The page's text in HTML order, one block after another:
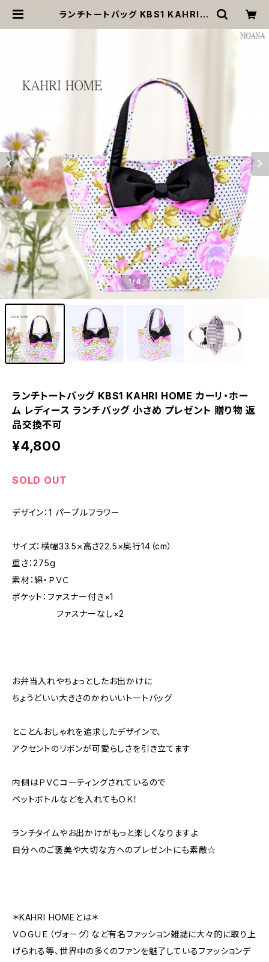
ランチトートバッグ KBS1 KAHRI H
1/4
ランチトートバッグ KBS1 KAHRI HOME カーリ・ホー
ム レディース ランチバッグ 小さめ プレゼント 贈り物 返
品交換不可
¥4,800
SOLD OUT
デザイン：1 パープルフラワー
サイズ：横幅33.5×高さ22.5×奥行14（cm）
重さ：275g
素材：綿・ＰＶＣ
ポケット：ファスナー付き×1
ファスナーなし×2
お弁当入れやちょっとしたお出かけに
ちょうどいい大きさのかわいいトートバッグ
とことんおしゃれを追求したデザインで、
アクセントのリボンが可愛らしさを引き立てます
内側はＰＶＣコーティングされているので
ペットボトルなどを入れてもＯＫ！
ランチタイムやお出かけがもっと楽しくなりますよ
自分へのご褒美や大切な方へのプレゼントにも素敵☆
＊KAHRI HOMEとは＊
ＶＯＧＵＥ（ヴォーグ）など有名ファッション雑誌に大々的に取り上
げられる等、世界中の多くのファンを魅了しているファッションデ